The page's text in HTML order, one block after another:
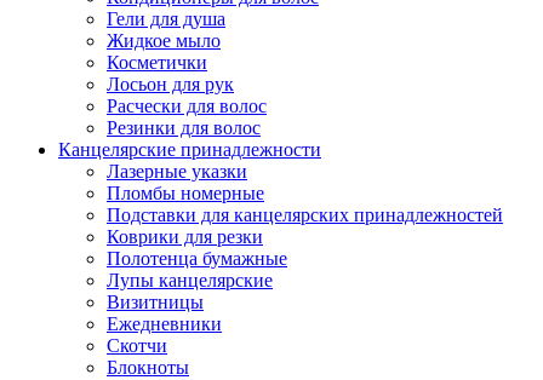
Гели для душа
Жидкое мыло
Косметички
Лосьон для рук
Расчески для волос
Резинки для волос
Канцелярские принадлежности
Лазерные указки
Пломбы номерные
Подставки для канцелярских принадлежностей
Коврики для резки
Полотенца бумажные
Лупы канцелярские
Визитницы
Ежедневники
Скотчи
Блокноты